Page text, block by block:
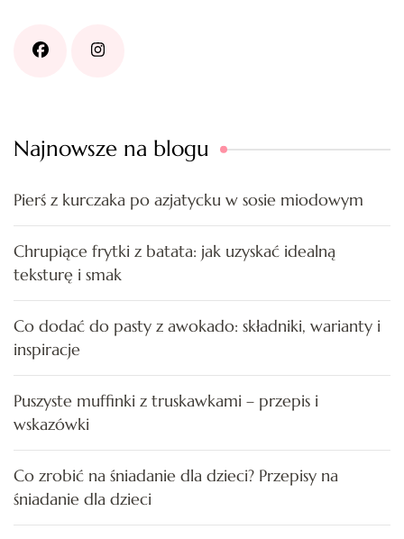
Najnowsze na blogu
Pierś z kurczaka po azjatycku w sosie miodowym
Chrupiące frytki z batata: jak uzyskać idealną
teksturę i smak
Co dodać do pasty z awokado: składniki, warianty i
inspiracje
Puszyste muffinki z truskawkami – przepis i
wskazówki
Co zrobić na śniadanie dla dzieci? Przepisy na
śniadanie dla dzieci